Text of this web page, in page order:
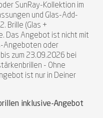
SunRay-Kollektion im
und Glas-Add-
Brille (Glas +
Das Angebot ist nicht mit
Angeboten oder
zum 23.09.2026 bei
- Ohne
ist nur in Deiner
inklusive-Angebot